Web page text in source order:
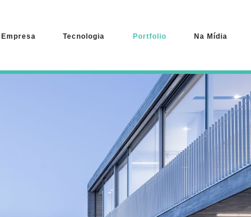
Empresa Tecnologia Portfolio Na Mídia